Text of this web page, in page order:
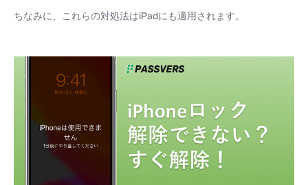
ちなみに、これらの対処法はiPadにも適用されます。